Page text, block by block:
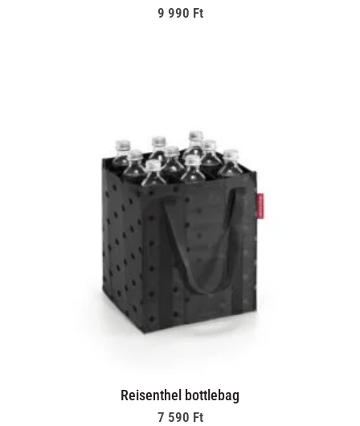
9 990 Ft
Reisenthel bottlebag
7 590 Ft